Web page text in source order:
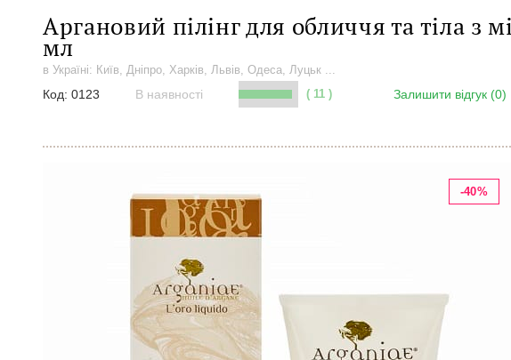
Аргановий пілінг для обличчя та тіла з
мл
в Україні: Київ, Дніпро, Харків, Львів, Одеса, Луцьк ...
Код: 0123 В наявності ( 11 ) Залишити відгук (0)
-40%